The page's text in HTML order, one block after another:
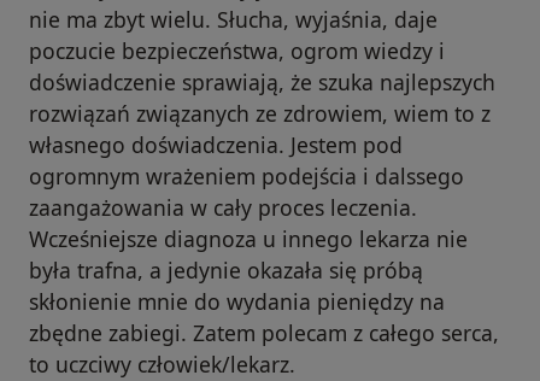
nie ma zbyt wielu. Słucha, wyjaśnia, daje
poczucie bezpieczeństwa, ogrom wiedzy i
doświadczenie sprawiają, że szuka najlepszych
rozwiązań związanych ze zdrowiem, wiem to z
własnego doświadczenia. Jestem pod
ogromnym wrażeniem podejścia i dalssego
zaangażowania w cały proces leczenia.
Wcześniejsze diagnoza u innego lekarza nie
była trafna, a jedynie okazała się próbą
skłonienie mnie do wydania pieniędzy na
zbędne zabiegi. Zatem polecam z całego serca,
to uczciwy człowiek/lekarz.